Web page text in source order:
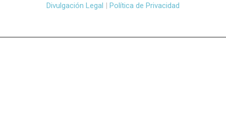
Divulgación Legal | Política de Privacidad